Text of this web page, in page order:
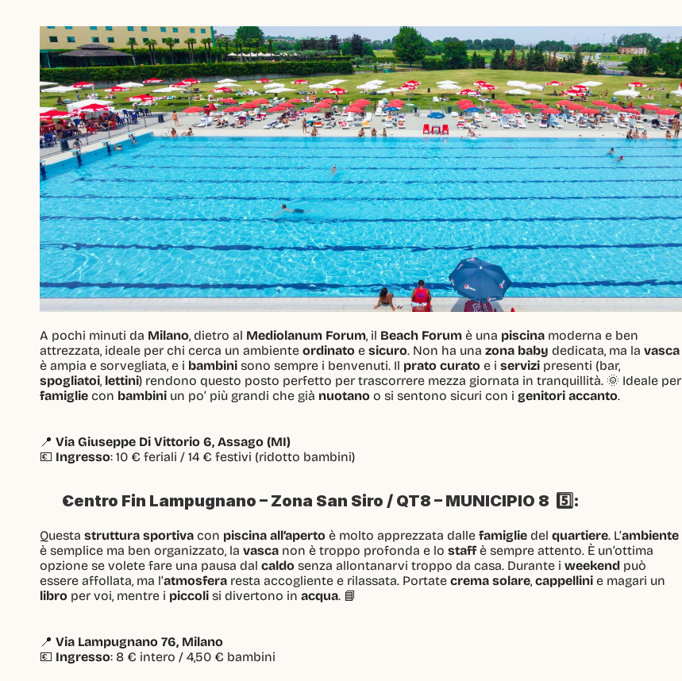
A pochi minuti da Milano, dietro al Mediolanum Forum, il Beach Forum è una piscina moderna e ben
attrezzata, ideale per chi cerca un ambiente ordinato e sicuro. Non ha una zona baby dedicata, ma la vasca
è ampia e sorvegliata, e i bambini sono sempre i benvenuti. Il prato curato e i servizi presenti (bar,
spogliatoi, lettini) rendono questo posto perfetto per trascorrere mezza giornata in tranquillità. 🌞 Ideale per
famiglie con bambini un po’ più grandi che già nuotano o si sentono sicuri con i genitori accanto.
📍 Via Giuseppe Di Vittorio 6, Assago (MI)
💶 Ingresso: 10 € feriali / 14 € festivi (ridotto bambini)
Centro Fin Lampugnano – Zona San Siro / QT8 – MUNICIPIO 8  5️⃣:
Questa struttura sportiva con piscina all’aperto è molto apprezzata dalle famiglie del quartiere. L’ambiente
è semplice ma ben organizzato, la vasca non è troppo profonda e lo staff è sempre attento. È un’ottima
opzione se volete fare una pausa dal caldo senza allontanarvi troppo da casa. Durante i weekend può
essere affollata, ma l’atmosfera resta accogliente e rilassata. Portate crema solare, cappellini e magari un
libro per voi, mentre i piccoli si divertono in acqua. 📘
📍 Via Lampugnano 76, Milano
💶 Ingresso: 8 € intero / 4,50 € bambini